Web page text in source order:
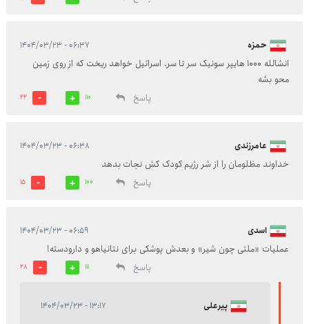
حمزه ۰۶:۳۷ - ۱۴۰۴/۰۳/۲۳
انشالله 1000 هایپر سونیک سر تا سر. اسرائیل خواهد ریخت که از روی زمین
محو بشه
پاسخ
110
22
عامرزندی ۰۶:۳۸ - ۱۴۰۴/۰۳/۲۳
خداوند مظلومان را از شر رژیم کودک کش نجات بدهد
پاسخ
100
15
اسدی ۰۶:۵۹ - ۱۴۰۴/۰۳/۲۳
عملیات «ملتی چون شیر» و بعدش پوشکی برای نتانیاهو و دارودسته!
پاسخ
111
28
پیرعلی ۱۳:۱۷ - ۱۴۰۴/۰۳/۲۳